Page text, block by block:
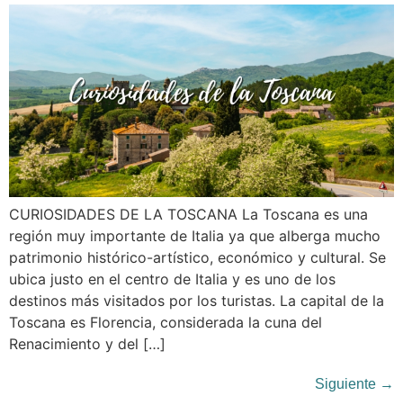
CURIOSIDADES DE LA TOSCANA La Toscana es una
región muy importante de Italia ya que alberga mucho
patrimonio histórico-artístico, económico y cultural. Se
ubica justo en el centro de Italia y es uno de los
destinos más visitados por los turistas. La capital de la
Toscana es Florencia, considerada la cuna del
Renacimiento y del […]
Siguiente →